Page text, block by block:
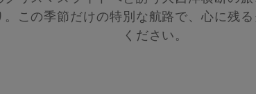
。この季節だけの特別な航路で、心に残
ください。